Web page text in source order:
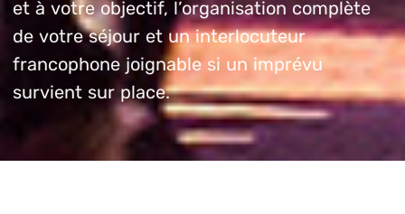
et à votre objectif, l’organisation complète
de votre séjour et un interlocuteur
francophone joignable si un imprévu
survient sur place.